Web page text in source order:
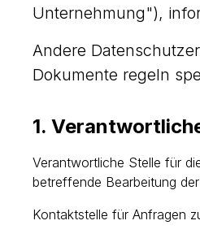
Unternehmung"),
Andere
Dokumente regeln
1.
Verantwortliche Stelle für
betreffende Bearbeitung
Kontaktstelle für Anfragen